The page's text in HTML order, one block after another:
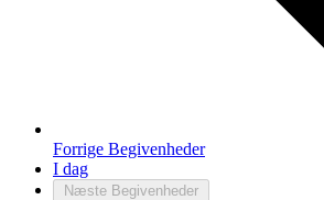
Forrige Begivenheder
I dag
Næste Begivenheder